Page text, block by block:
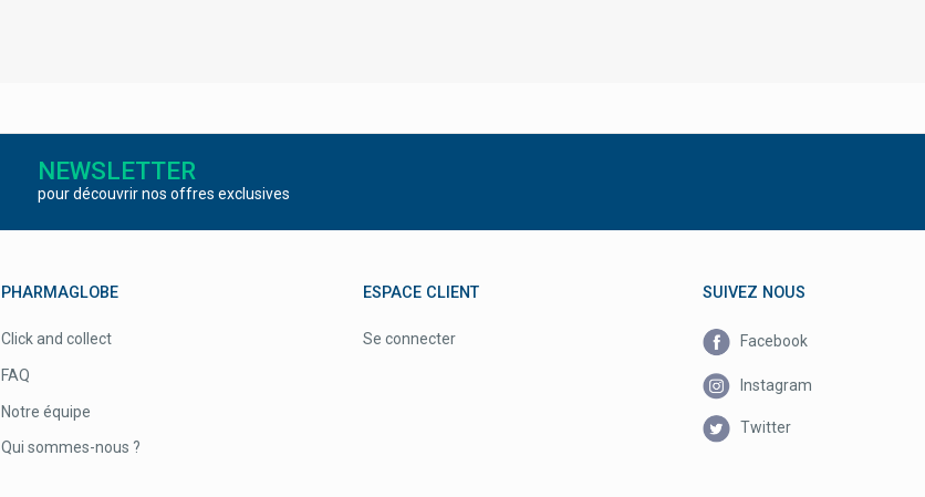
NEWSLETTER
pour découvrir nos offres exclusives
PHARMAGLOBE
Click and collect
FAQ
Notre équipe
Qui sommes-nous ?
ESPACE CLIENT
Se connecter
SUIVEZ NOUS
Facebook
Instagram
Twitter